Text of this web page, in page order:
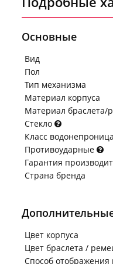
Основные
Вид
Пол
Тип механизма
Материал корпуса
Материал браслета/
Стекло
Класс
Противоударные
Гарантия
Страна бренда
Цвет корпуса
Цвет браслета /
Способ отображения